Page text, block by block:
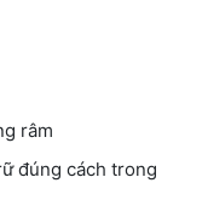
râm
đúng cách trong